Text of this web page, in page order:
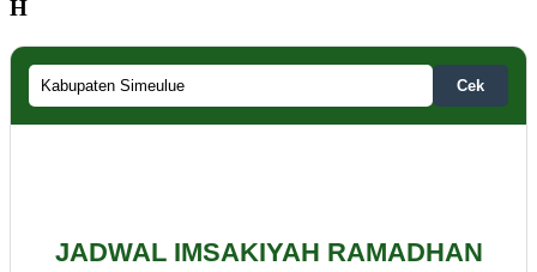
H
Cek
JADWAL IMSAKIYAH RAMADHAN